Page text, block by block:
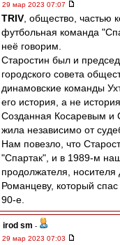
29 мар 2023 07:07
TRIV , общество, частью
футбольная команда
неё говорим.
Старостин был и
городского совета
динамовские команды
его история, а не
Созданная Косаревым и
жила независимо от
Нам повезло, что
"Спартак", и в 1989-м
продолжателя, носителя
Романцеву, который
90-е.
irod sm -
29 мар 2023 07:03